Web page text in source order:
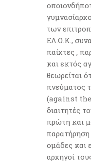
των
ΕΛ.Ο.Κ.,
παίχτες ,
και εκτός
θεωρείται
πνεύματος
(against
διαιτητές
πρώτη και
παρατήρηση
ομάδες και
αρχηγοί